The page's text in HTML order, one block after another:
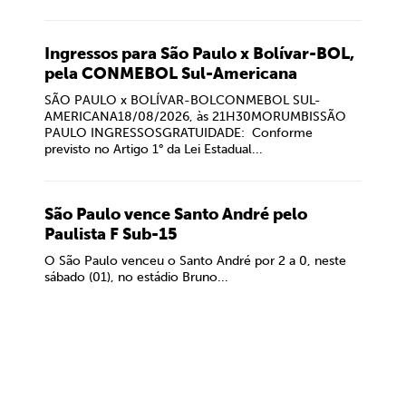
Ingressos para São Paulo x Bolívar-BOL,
pela CONMEBOL Sul-Americana
SÃO PAULO x BOLÍVAR-BOLCONMEBOL SUL-
AMERICANA18/08/2026, às 21H30MORUMBISSÃO
PAULO INGRESSOSGRATUIDADE: Conforme
previsto no Artigo 1° da Lei Estadual...
São Paulo vence Santo André pelo
Paulista F Sub-15
O São Paulo venceu o Santo André por 2 a 0, neste
sábado (01), no estádio Bruno...